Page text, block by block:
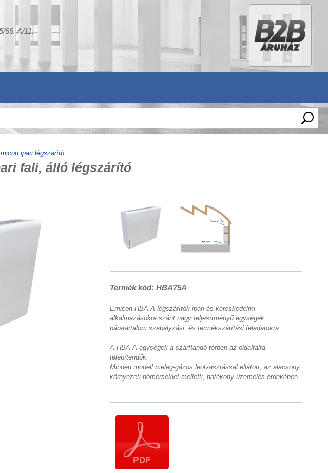
66. A/11.
ipari légszárító
fali, álló légszárító
Termék kód: HBA75A
Emicon HBA A légszárítók ipari és kereskedelmi
alkalmazásokra szánt nagy teljesítményű egységek,
páratartalom szabályzási, és termékszárítási feladatokra.
A HBA A egységek a szárítandó térben az oldalfalra
telepítendők.
Minden modell meleg-gázos leolvasztással ellátott, az alacsony
környezeti hőmérséklet melletti, hatékony üzemelés érdekében.